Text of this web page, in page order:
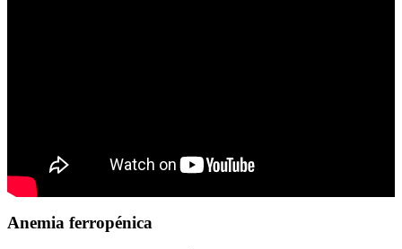
Anemia ferropénica